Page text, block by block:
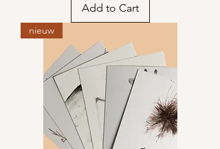
Add to Cart
nieuw